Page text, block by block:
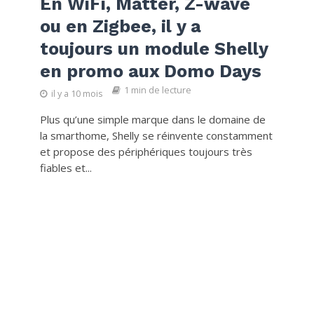
ou en Zigbee, il y a
toujours un module Shelly
en promo aux Domo Days
il y a 10 mois 1 min de lecture
Plus qu’une simple marque dans le domaine de
la smarthome, Shelly se réinvente constamment
et propose des périphériques toujours très
fiables et...